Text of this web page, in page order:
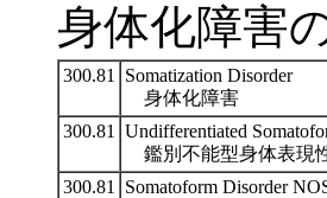
身体化障害
300.81
Somatization Disorder
身体化障害
300.81
Undifferentiated
鑑別不能型身体表現
300.81
Somatoform Disorder